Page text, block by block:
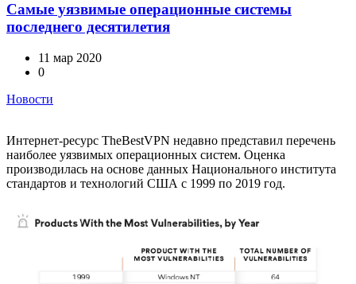
Самые уязвимые операционные системы
последнего десятилетия
11 мар 2020
0
Новости
Интернет-ресурс TheBestVPN недавно представил перечень
наиболее уязвимых операционных систем. Оценка
производилась на основе данных Национального института
стандартов и технологий США с 1999 по 2019 год.